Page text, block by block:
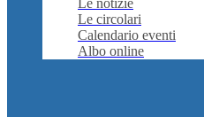
Le notizie
Le circolari
Calendario eventi
Albo online